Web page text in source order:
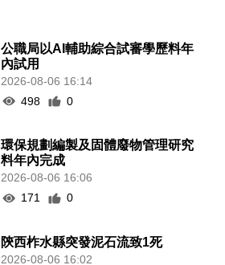
公職局以AI輔助綜合試審學歷料年
內試用
2026-08-06 16:14
498
0
環保規劃編製及固體廢物管理研究
料年內完成
2026-08-06 16:06
171
0
陝西柞水縣突發泥石流致1死
2026-08-06 16:02